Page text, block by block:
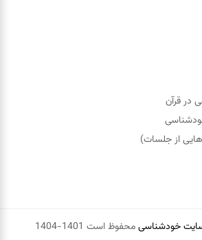
در قرآن
از جلسات)
خودشناسیمحفوظ است 1401-1404